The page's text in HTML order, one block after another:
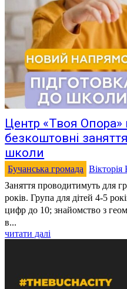
Центр «Твоя Опора»
безкоштовні
школи
Бучанська громада
Заняття проводитимуть для
років. Група для дітей 4-5 років. Програма включає: вивчення
цифр до 10; знайомство з геометричними фігурами; орієнтація
в...
читати далі